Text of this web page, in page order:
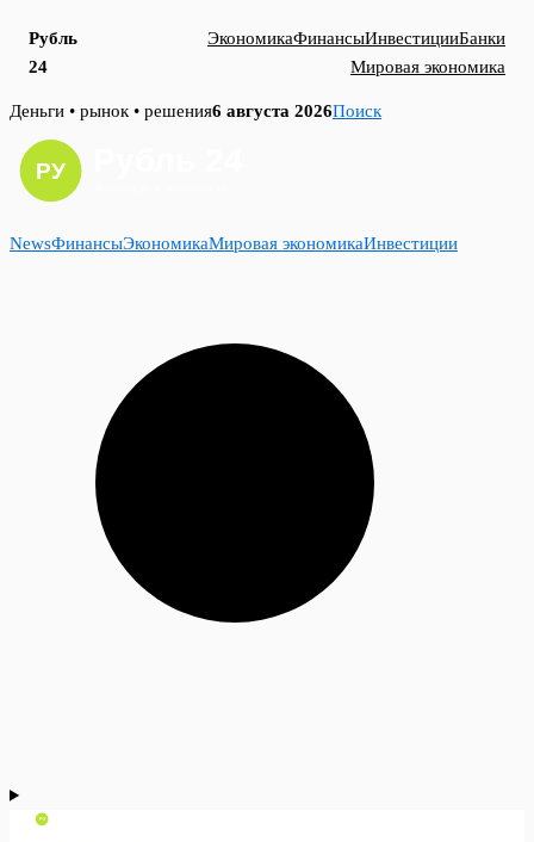
Рубль
24
ЭкономикаФинансыИнвестицииБанки
Мировая экономика
Skip
content
Деньги • рынок • решения6 августа 2026Поиск
NewsФинансыЭкономикаМировая экономикаИнвестиции